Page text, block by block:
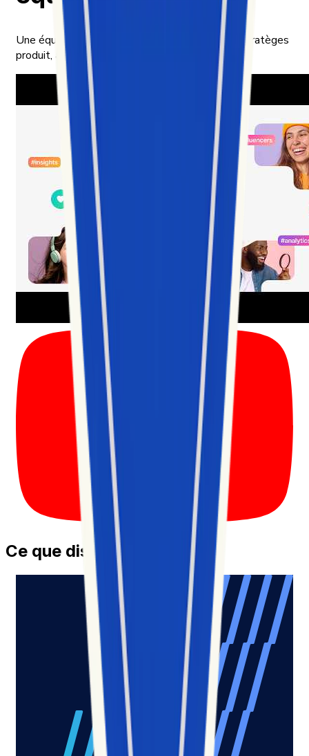
Une équipe de concepteurs, d’analystes et de stratèges
produit, à la croisée de la data et de la culture.
Ce que disent nos clients